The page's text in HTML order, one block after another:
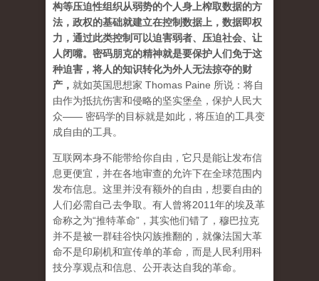
构等压迫性组织从弱势的个人身上榨取数据的方
法，政权的基础就建立在控制数据上，数据即权
力，通过此类控制可以迫害弱者、压迫社会、让
人闭嘴。密码朋克的精神就是要保护人们免于这
种迫害，将人的知识转化为外人无法掠夺的财
产 ， 就如英国思想家 Thomas Paine 所说：将自
由作为抵抗伤害和侵略的坚实堡垒，保护人民大
众—— 密码学的目标就是如此，将压迫的工具变
成自由的工具。
互联网本身不能带给你自由，它只是能让发布信
息更便宜，并在各地审查的允许下在全球范围内
发布信息。这里并没有额外的自由，想要自由的
人们必需自己去争取。有人曾将2011年的埃及革
命称之为“推特革命”，其实他们错了，穆巴拉克
并不是被一群硅谷快闪族推翻的，就像法国大革
命不是印刷机和宣传单的革命，而是人民利用科
技分享观点和信息、公开表达自我的革命。